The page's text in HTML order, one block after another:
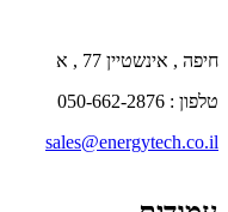
חיפה , אינשטיין 77 , א
טלפון : 050-662-2876
sales@energytech.co.il